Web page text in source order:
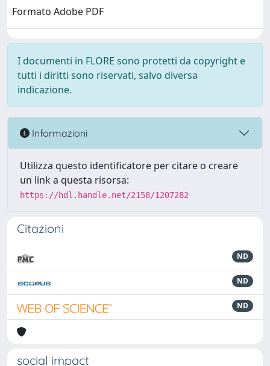
Formato Adobe PDF
I documenti in FLORE sono protetti da copyright e
tutti i diritti sono riservati, salvo diversa
indicazione.
Informazioni
Utilizza questo identificatore per citare o creare
un link a questa risorsa:
https://hdl.handle.net/2158/1207282
Citazioni
ND
ND
ND
social impact